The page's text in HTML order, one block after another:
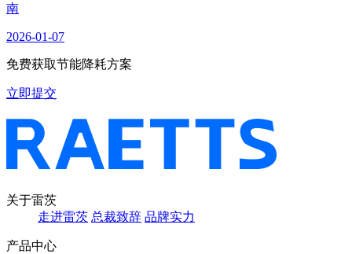
南
2026-01-07
免费获取节能降耗方案
立即提交
关于雷茨
走进雷茨 总裁致辞 品牌实力
产品中心